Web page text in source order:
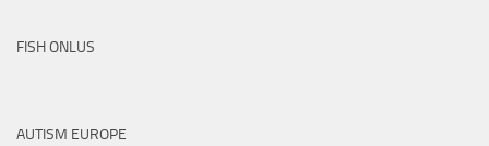
FISH ONLUS
AUTISM EUROPE